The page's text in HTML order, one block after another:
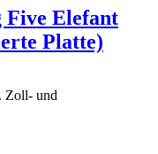
Five Elefant
Platte)
Zoll- und